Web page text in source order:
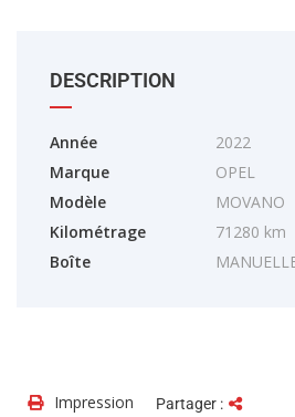
DESCRIPTION
Année
2022
Marque
OPEL
Modèle
MOVANO
Kilométrage
71280 km
Boîte
Impression Partager :